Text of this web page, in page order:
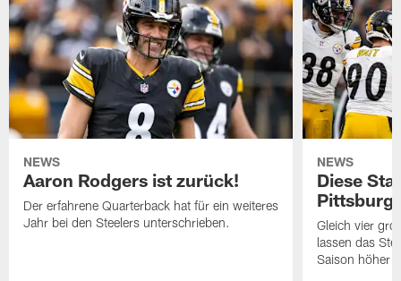
NEWS
Aaron Rodgers ist zurück!
Der erfahrene Quarterback hat für ein weiteres
Jahr bei den Steelers unterschrieben.
NEWS
Diese
Gleich vier
lassen das
Saison höher